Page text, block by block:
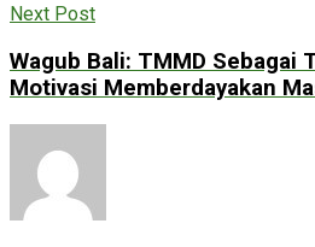
Next Post
Wagub Bali: TMMD Sebagai
Motivasi Memberdayakan